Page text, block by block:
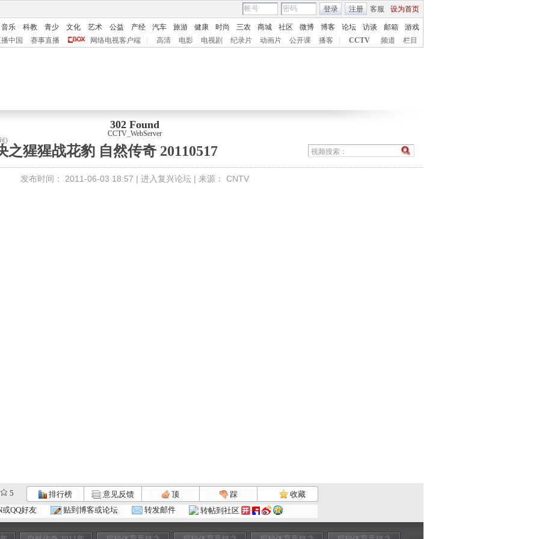
客服 设为首页
登录 注册
音乐 科教 青少 文化 艺术 公益 产经 汽车 旅游 健康 时尚 三农 商城 社区 微博 博客 论坛 访谈 邮箱
游戏
中国
赛事直播 网络电视客户端 高清 电影 电视剧 纪录片 动画片 公开课 播客 CCTV 频道 栏目
302 Found
CCTV_WebServer
之猩猩战花豹 自然传奇 20110517
发布时间： 2011-06-03 18:57 | 进入复兴论坛 | 来源： CNTV
5 排行榜 意见反馈 顶 踩
收藏
QQ好友
贴到博客或论坛 转发邮件 转帖到社区